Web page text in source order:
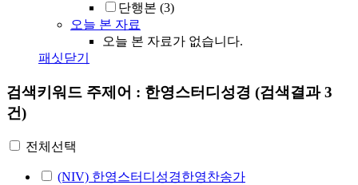
단행본 (3)
오늘 본 자료
오늘 본 자료가 없습니다.
패싯닫기
검색키워드 주제어 : 한영스터디성경 (검색결과 3
건)
전체선택
(NIV) 한영스터디성경한영찬송가